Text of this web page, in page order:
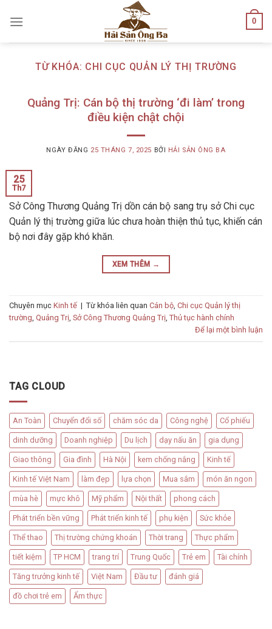
0
TỪ KHÓA: CHI CỤC QUẢN LÝ THỊ TRƯỜNG
Quảng Trị: Cán bộ thị trường ‘đi làm’ trong
điều kiện chật chội
NGÀY ĐĂNG 25 THÁNG 7, 2025 BỞI HẢI SẢN ÔNG BA
25
Th7
Sở Công Thương Quảng Trị dồn cán bộ sang trụ sở Chi cục
Quản lý thị trường giữa lúc chưa hoàn thiện thủ tục, khiến cán
bộ nơi đây gặp khó khăn.
XEM THÊM →
Chuyên mục Kinh tế | Từ khóa liên quan Cán bộ, Chi cục Quản lý thị
trường, Quảng Trị, Sở Công Thương Quảng Trị, Thủ tục hành chính
Để lại một bình luận
TAG CLOUD
An Toàn Chuyển đổi số chăm sóc da Công nghệ Cổ phiếu
dinh dưỡng Doanh nghiệp Du lịch dạy nấu ăn gia dụng
Giao thông Gia đình Hà Nội kem chống nắng Kinh tế
Kinh tế Việt Nam làm đẹp lựa chọn Mua sắm món ăn ngon
mùa hè mực khô Mỹ phẩm Nội thất phong cách
Phát triển bền vững Phát triển kinh tế phụ kiện Sức khỏe
Thể thao Thị trường chứng khoán Thời trang Thực phẩm
tiết kiệm TP HCM trang trí Trung Quốc Trẻ em Tài chính
Tăng trưởng kinh tế Việt Nam Đầu tư đánh giá
đồ chơi trẻ em Ẩm thực